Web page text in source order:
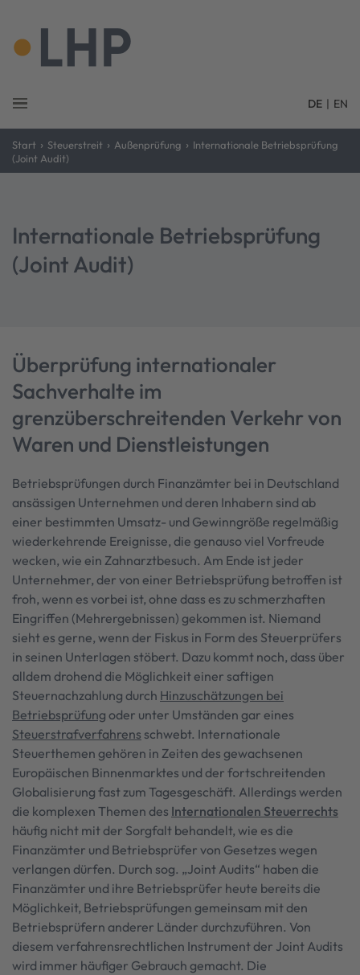
DE | EN
Start › Steuerstreit › Außenprüfung › Internationale Betriebsprüfung
(Joint Audit)
Internationale Betriebsprüfung
(Joint Audit)
Überprüfung internationaler
Sachverhalte im
grenzüberschreitenden Verkehr von
Waren und Dienstleistungen
Betriebsprüfungen durch Finanzämter bei in Deutschland
ansässigen Unternehmen und deren Inhabern sind ab
einer bestimmten Umsatz- und Gewinngröße regelmäßig
wiederkehrende Ereignisse, die genauso viel Vorfreude
wecken, wie ein Zahnarztbesuch. Am Ende ist jeder
Unternehmer, der von einer Betriebsprüfung betroffen ist
froh, wenn es vorbei ist, ohne dass es zu schmerzhaften
Eingriffen (Mehrergebnissen) gekommen ist. Niemand
sieht es gerne, wenn der Fiskus in Form des Steuerprüfers
in seinen Unterlagen stöbert. Dazu kommt noch, dass über
alldem drohend die Möglichkeit einer saftigen
Steuernachzahlung durch Hinzuschätzungen bei
Betriebsprüfung oder unter Umständen gar eines
Steuerstrafverfahrens schwebt. Internationale
Steuerthemen gehören in Zeiten des gewachsenen
Europäischen Binnenmarktes und der fortschreitenden
Globalisierung fast zum Tagesgeschäft. Allerdings werden
die komplexen Themen des Internationalen Steuerrechts
häufig nicht mit der Sorgfalt behandelt, wie es die
Finanzämter und Betriebsprüfer von Gesetzes wegen
verlangen dürfen. Durch sog. „Joint Audits“ haben die
Finanzämter und ihre Betriebsprüfer heute bereits die
Möglichkeit, Betriebsprüfungen gemeinsam mit den
Betriebsprüfern anderer Länder durchzuführen. Von
diesem verfahrensrechtlichen Instrument der Joint Audits
wird immer häufiger Gebrauch gemacht. Die